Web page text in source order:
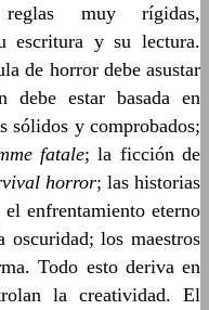
reglas muy rígidas,
escritura y su lectura.
de horror debe asustar
debe estar basada en
sólidos y comprobados;
fatale; la ficción de
horror; las historias
el enfrentamiento eterno
los maestros
Todo esto deriva en
la creatividad. El